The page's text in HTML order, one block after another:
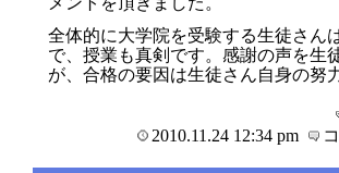
全体的に大学院を受験する生徒さん
で、授業も真剣です。感謝の声を生
が、合格の要因は生徒さん自身の努
2010.11.24 12:34 pm